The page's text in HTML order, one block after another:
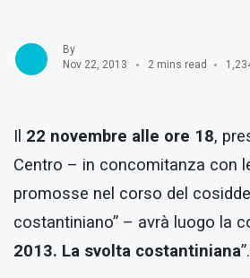
By
Nov 22, 2013
2 mins read
Il 22 novembre alle ore 18,
Centro – in concomitanza con
promosse nel corso del
costantiniano” – avrà luogo la
2013. La svolta costantiniana”.